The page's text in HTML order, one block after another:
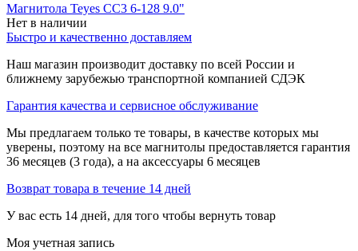
Магнитола Teyes CC3 6-128 9.0"
Нет в наличии
Быстро и качественно доставляем
Наш магазин производит доставку по всей России и
ближнему зарубежью транспортной компанией СДЭК
Гарантия качества и сервисное обслуживание
Мы предлагаем только те товары, в качестве которых мы
уверены, поэтому на все магнитолы предоставляется гарантия
36 месяцев (3 года), а на аксессуары 6 месяцев
Возврат товара в течение 14 дней
У вас есть 14 дней, для того чтобы вернуть товар
Моя учетная запись